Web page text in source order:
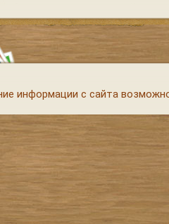
информации с сайта